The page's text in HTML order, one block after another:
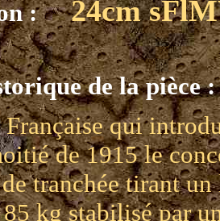
:
24cm
de la pièce :
Française qui
de 1915 le
tranchée tirant
kg stabilisé par